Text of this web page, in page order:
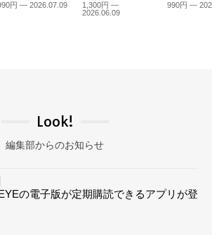
円 — 2026.07.09
1,300円 —
2026.06.09
990円 —
Look!
編集部からのお知らせ
の電子版が定期購読できるアプリが登